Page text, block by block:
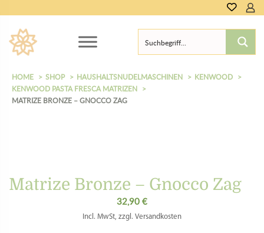
HOME SHOP HAUSHALTSNUDELMASCHINEN
KENWOOD
KENWOOD PASTA FRESCA MATRIZEN
MATRIZE BRONZE – GNOCCO ZAG
Matrize Bronze – Gnocco Zag
32,90 €
Incl. MwSt, zzgl. Versandkosten